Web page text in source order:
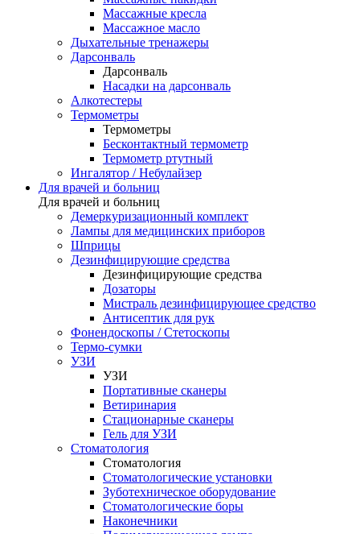
Массажные кресла
Массажное масло
Дыхательные тренажеры
Дарсонваль
Дарсонваль
Насадки на дарсонваль
Алкотестеры
Термометры
Термометры
Бесконтактный термометр
Термометр ртутный
Ингалятор / Небулайзер
Для врачей и больниц
Для врачей и больниц
Демеркуризационный комплект
Лампы для медицинских приборов
Шприцы
Дезинфицирующие средства
Дезинфицирующие средства
Дозаторы
Мистраль дезинфицирующее средство
Антисептик для рук
Фонендоскопы / Стетоскопы
Термо-сумки
УЗИ
УЗИ
Портативные сканеры
Ветиринария
Стационарные сканеры
Гель для УЗИ
Стоматология
Стоматология
Стоматологические установки
Зуботехническое оборудование
Стоматологические боры
Наконечники